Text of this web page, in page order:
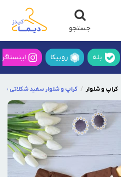
جستجو
بله روبیکا
کراپ و شلوار کراپ و شلوار سفید شکلاتی